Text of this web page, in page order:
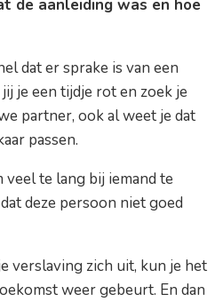
de aanleiding was en hoe
dat er sprake is van een
je een tijdje rot en zoek je
partner, ook al weet je dat
passen.
te lang bij iemand te
deze persoon niet goed
verslaving zich uit, kun je het
weer gebeurt. En dan